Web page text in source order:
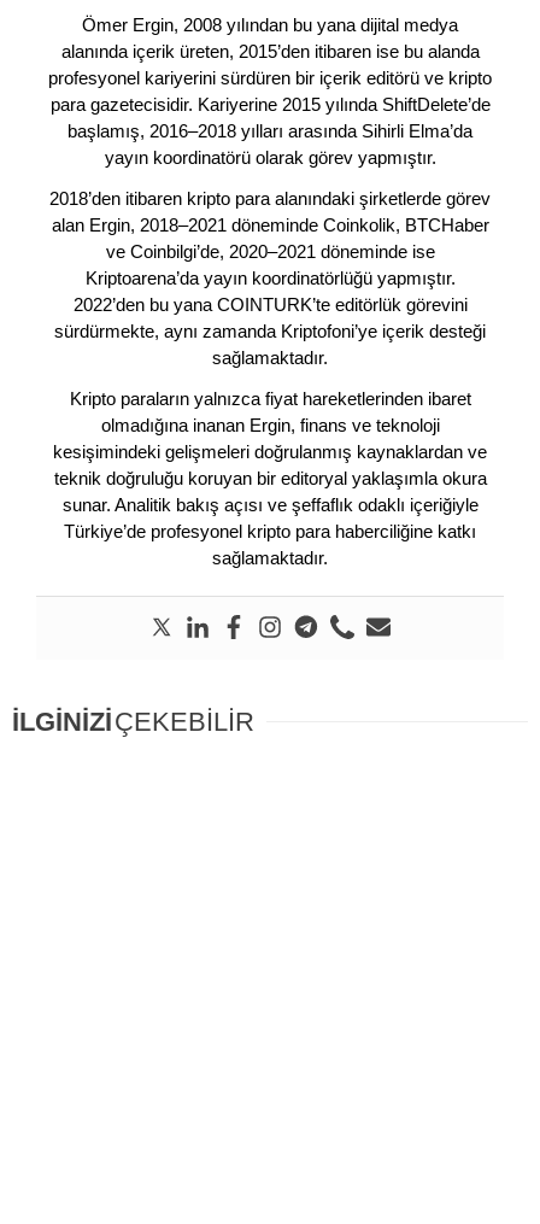
Ömer Ergin, 2008 yılından bu yana dijital medya
alanında içerik üreten, 2015’den itibaren ise bu alanda
profesyonel kariyerini sürdüren bir içerik editörü ve kripto
para gazetecisidir. Kariyerine 2015 yılında ShiftDelete’de
başlamış, 2016–2018 yılları arasında Sihirli Elma’da
yayın koordinatörü olarak görev yapmıştır.
2018’den itibaren kripto para alanındaki şirketlerde görev
alan Ergin, 2018–2021 döneminde Coinkolik, BTCHaber
ve Coinbilgi’de, 2020–2021 döneminde ise
Kriptoarena’da yayın koordinatörlüğü yapmıştır.
2022’den bu yana COINTURK’te editörlük görevini
sürdürmekte, aynı zamanda Kriptofoni’ye içerik desteği
sağlamaktadır.
Kripto paraların yalnızca fiyat hareketlerinden ibaret
olmadığına inanan Ergin, finans ve teknoloji
kesişimindeki gelişmeleri doğrulanmış kaynaklardan ve
teknik doğruluğu koruyan bir editoryal yaklaşımla okura
sunar. Analitik bakış açısı ve şeffaflık odaklı içeriğiyle
Türkiye’de profesyonel kripto para haberciliğine katkı
sağlamaktadır.
İLGİNİZİÇEKEBİLİR